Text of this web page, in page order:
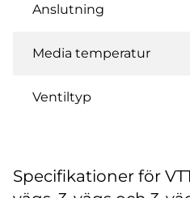
Anslutning
Media temperatur
Ventiltyp
Specifikationer för